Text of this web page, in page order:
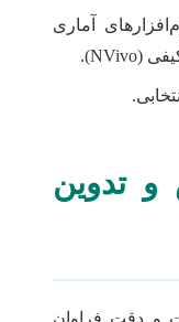
آماری
و تدوین